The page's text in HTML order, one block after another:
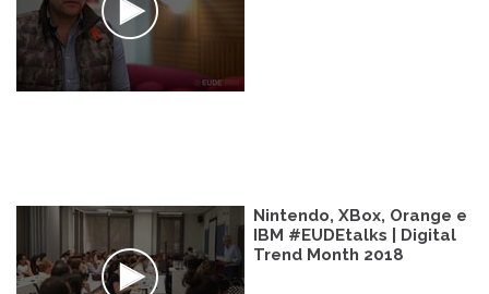
Nintendo, XBox, Orange e
IBM #EUDEtalks | Digital
Trend Month 2018